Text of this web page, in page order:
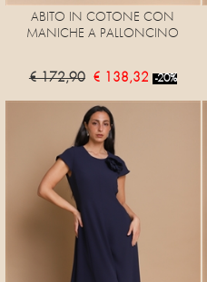
ABITO IN COTONE CON
MANICHE A PALLONCINO
€ 172,90 € 138,32 -20%